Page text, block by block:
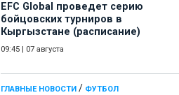
EFC Global проведет серию
бойцовских турниров в
Кыргызстане (расписание)
09:45 07 августа
ГЛАВНЫЕ НОВОСТИ / ФУТБОЛ